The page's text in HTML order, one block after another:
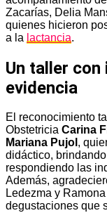
Zacarías, Delia
quienes hicieron
a la lactancia.
Un taller
evidencia
El reconocimiento
Obstetricia Carina
Mariana Pujol ,
didáctico,
respondiendo las
Además,
Ledezma y
degustaciones que